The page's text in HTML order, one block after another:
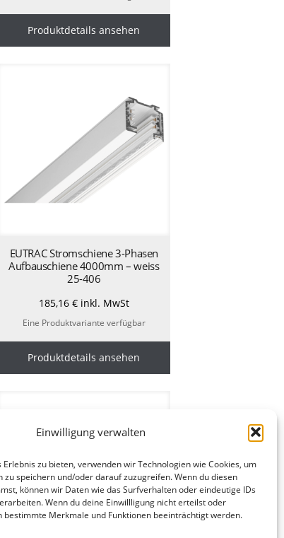
Einwilligung verwalten
zu bieten, verwenden wir Technologien wie Cookies, um
speichern und/oder darauf zuzugreifen. Wenn du diesen
können wir Daten wie das Surfverhalten oder eindeutige IDs
Wenn du deine Einwillligung nicht erteilst oder
bestimmte Merkmale und Funktionen beeinträchtigt werden.
Produktdetails ansehen
EUTRAC Stromschiene 3-Phasen
Aufbauschiene 4000mm – weiss
25-406
185,16 €inkl. MwSt
Eine Produktvariante verfügbar
Produktdetails ansehen